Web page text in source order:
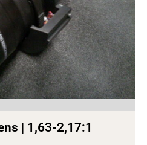
| 1,63-2,17:1